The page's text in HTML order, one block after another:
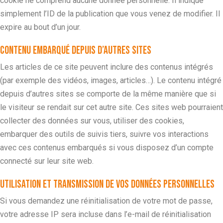
simplement l’ID de la publication que vous venez de modifier. Il
expire au bout d’un jour.
Contenu embarqué depuis d’autres sites
Les articles de ce site peuvent inclure des contenus intégrés
(par exemple des vidéos, images, articles…). Le contenu intégré
depuis d’autres sites se comporte de la même manière que si
le visiteur se rendait sur cet autre site. Ces sites web pourraient
collecter des données sur vous, utiliser des cookies,
embarquer des outils de suivis tiers, suivre vos interactions
avec ces contenus embarqués si vous disposez d’un compte
connecté sur leur site web.
Utilisation et transmission de vos données personnelles
Si vous demandez une réinitialisation de votre mot de passe,
votre adresse IP sera incluse dans l’e-mail de réinitialisation